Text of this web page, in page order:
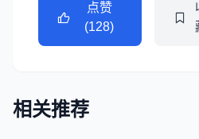
点赞
(128)
相关推荐